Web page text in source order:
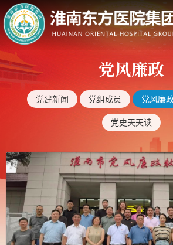
党风廉政
党建新闻 党组成员 党风廉
党史天天读